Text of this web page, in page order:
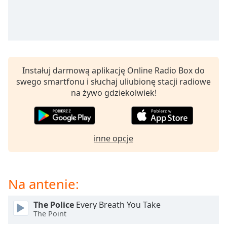
will
cancel
Background
Instałuj darmową aplikację Online Radio Box do
swego smartfonu i słuchaj uliubionę stacji radiowe
na żywo gdziekolwiek!
inne opcje
Na antenie:
The Police Every Breath You Take
The Point